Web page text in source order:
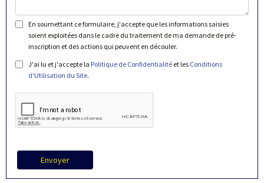
En soumettant ce formulaire, j'accepte que les informations saisies
soient exploitées dans le cadre du traitement de ma demande de pré-
inscription et des actions qui peuvent en découler.
J'ai lu et j'accepte la Politique de Confidentialité et les Conditions
d'Utilisation du Site.
Envoyer